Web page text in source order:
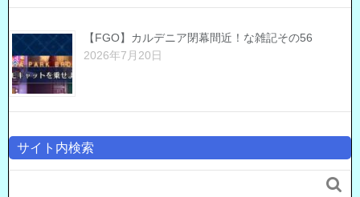
【FGO】カルデニア閉幕間近！な雑記その56
2026年7月20日
サイト内検索
